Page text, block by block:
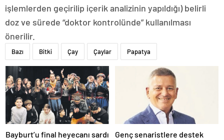
işlemlerden geçirilip içerik analizinin yapıldığı) belirli
doz ve sürede “doktor kontrolünde” kullanılması
önerilir.
Bazı Bitki Çay Çaylar Papatya
Bayburt’u final heyecanı sardı Genç senaristlere destek